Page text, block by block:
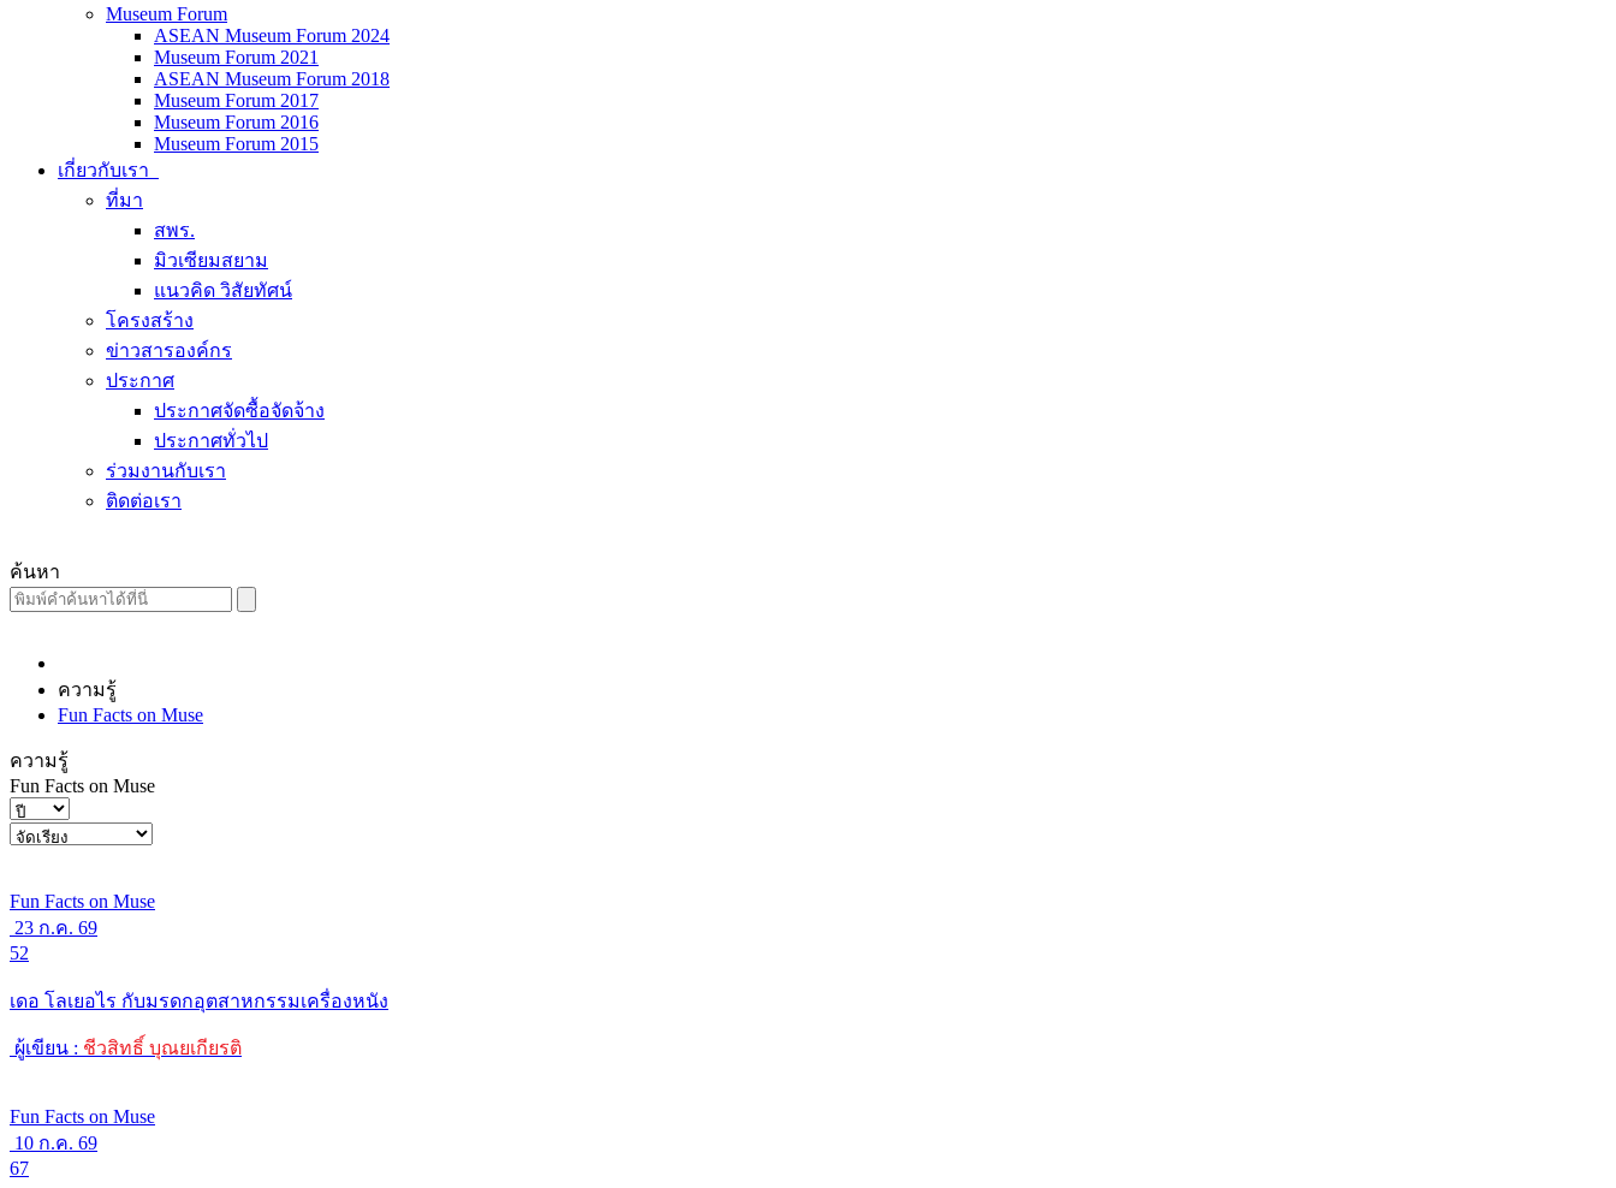
Museum Forum
ASEAN Museum Forum 2024
Museum Forum 2021
ASEAN Museum Forum 2018
Museum Forum 2017
Museum Forum 2016
Museum Forum 2015
เกี่ยวกับเรา
ที่มา
สพร.
มิวเซียมสยาม
แนวคิด วิสัยทัศน์
โครงสร้าง
ข่าวสารองค์กร
ประกาศ
ประกาศจัดซื้อจัดจ้าง
ประกาศทั่วไป
ร่วมงานกับเรา
ติดต่อเรา
ค้นหา
ความรู้
Fun Facts on Muse
ความรู้
Fun Facts on Muse
Fun Facts on Muse
23 ก.ค. 69
52
เดอ โลเยอไร กับมรดกอุตสาหกรรมเครื่องหนัง
ผู้เขียน : ชีวสิทธิ์ บุณยเกียรติ
Fun Facts on Muse
10 ก.ค. 69
67